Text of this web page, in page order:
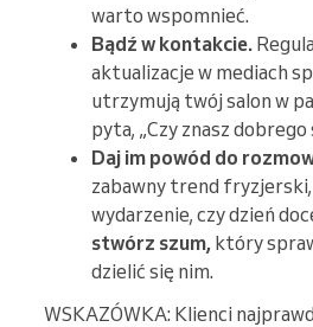
warto wspomnieć.
Bądź w kontakcie.
aktualizacje w mediach
utrzymują twój salon w
pyta, „Czy znasz
Daj im powód do
zabawny trend
wydarzenie, czy dzień
stwórz szum, który
dzielić się nim.
WSKAZÓWKA: Klienci